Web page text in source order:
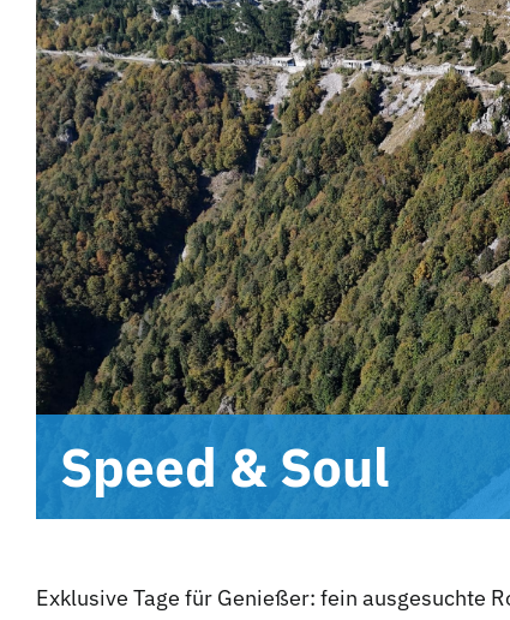
Speed & Soul
Exklusive Tage für Genießer: fein ausgesuchte